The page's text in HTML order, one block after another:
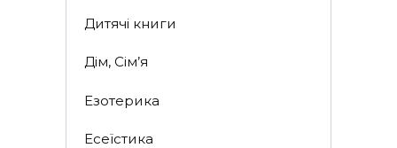
Дитячі книги
Дім, Сім’я
Езотерика
Есеїстика